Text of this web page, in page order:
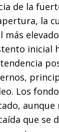
de la
la
más
inicial
Los
que se